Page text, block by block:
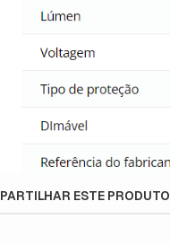
PARTILHAR ESTE PRODUTO